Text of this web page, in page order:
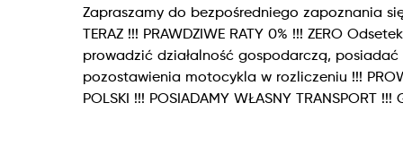
Zapraszamy do bezpośredniego zapoznania
TERAZ !!! PRAWDZIWE RATY 0% !!! ZERO
prowadzić działalność gospodarczą,
pozostawienia motocykla w rozliczeniu !!!
POLSKI !!! POSIADAMY WŁASNY TRANSPORT !!!